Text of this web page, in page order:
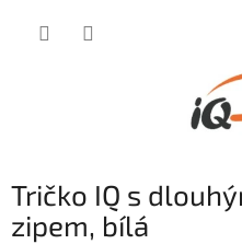
Tričko IQ s
zipem, bílá